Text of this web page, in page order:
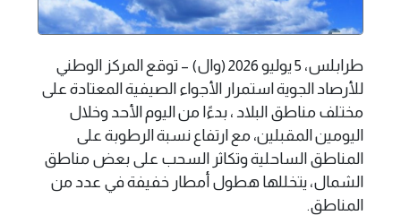
طرابلس، 5 يوليو 2026 (وال) – توقع المركز الوطني
للأرصاد الجوية استمرار الأجواء الصيفية المعتادة على
مختلف مناطق البلاد ، بدءًا من اليوم الأحد وخلال
اليومين المقبلين، مع ارتفاع نسبة الرطوبة على
المناطق الساحلية وتكاثر السحب على بعض مناطق
الشمال، يتخللها هطول أمطار خفيفة في عدد من
المناطق.